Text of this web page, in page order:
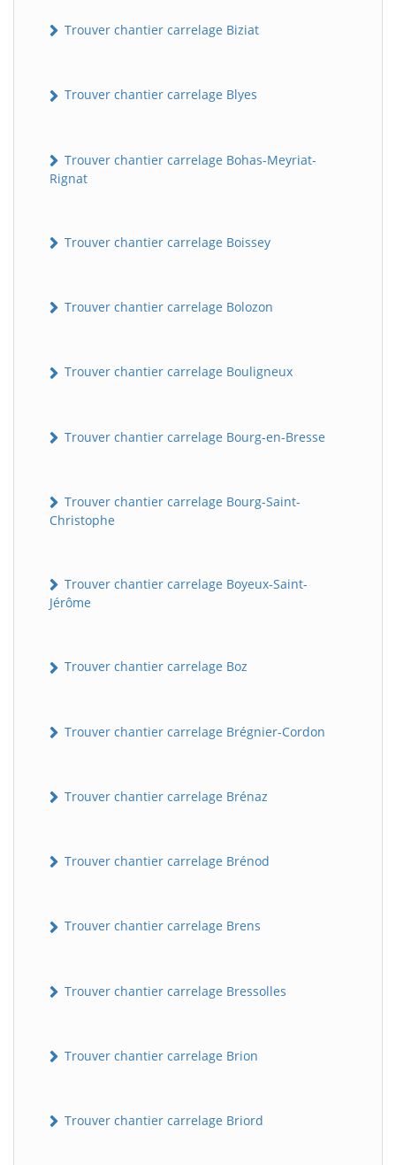
Trouver chantier carrelage Biziat
Trouver chantier carrelage Blyes
Trouver chantier carrelage Bohas-Meyriat-
Rignat
Trouver chantier carrelage Boissey
Trouver chantier carrelage Bolozon
Trouver chantier carrelage Bouligneux
Trouver chantier carrelage Bourg-en-Bresse
Trouver chantier carrelage Bourg-Saint-
Christophe
Trouver chantier carrelage Boyeux-Saint-
Jérôme
Trouver chantier carrelage Boz
Trouver chantier carrelage Brégnier-Cordon
Trouver chantier carrelage Brénaz
Trouver chantier carrelage Brénod
Trouver chantier carrelage Brens
Trouver chantier carrelage Bressolles
Trouver chantier carrelage Brion
Trouver chantier carrelage Briord